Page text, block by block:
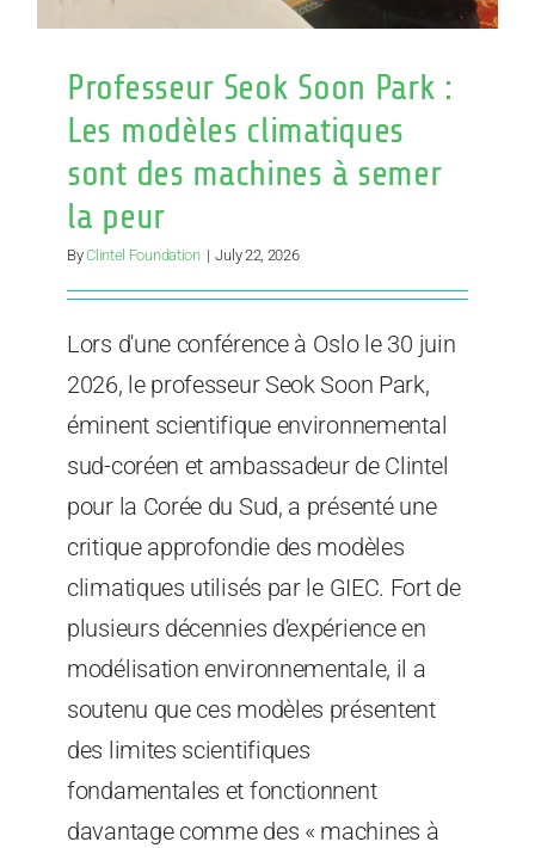
Professeur Seok Soon Park :
Les modèles climatiques
sont des machines à semer
la peur
ByClintel Foundation | July 22, 2026
Lors d'une conférence à Oslo le 30 juin
2026, le professeur Seok Soon Park,
éminent scientifique environnemental
sud-coréen et ambassadeur de Clintel
pour la Corée du Sud, a présenté une
critique approfondie des modèles
climatiques utilisés par le GIEC. Fort de
plusieurs décennies d'expérience en
modélisation environnementale, il a
soutenu que ces modèles présentent
des limites scientifiques
fondamentales et fonctionnent
davantage comme des « machines à